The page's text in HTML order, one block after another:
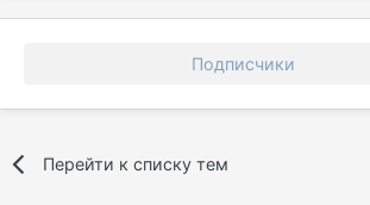
Подписчики
Перейти к списку тем